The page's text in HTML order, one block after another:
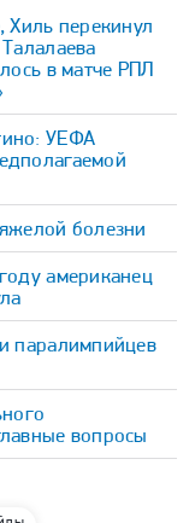
Хиль перекинул
в матче РПЛ
УЕФА
болезни
американец
паралимпийцев
вопросы